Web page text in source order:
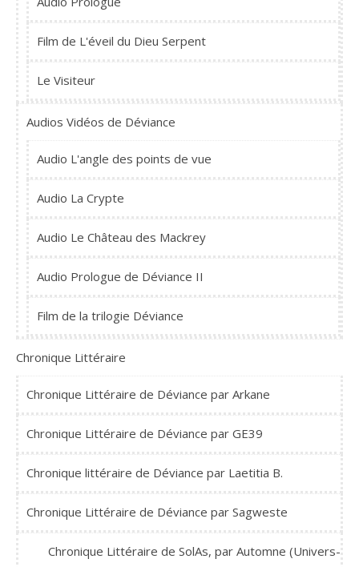
Film de L'éveil du Dieu Serpent
Le Visiteur
Audios Vidéos de Déviance
Audio L'angle des points de vue
Audio La Crypte
Audio Le Château des Mackrey
Audio Prologue de Déviance II
Film de la trilogie Déviance
Chronique Littéraire
Chronique Littéraire de Déviance par Arkane
Chronique Littéraire de Déviance par GE39
Chronique littéraire de Déviance par Laetitia B.
Chronique Littéraire de Déviance par Sagweste
Chronique Littéraire de SolAs, par Automne (Univers-